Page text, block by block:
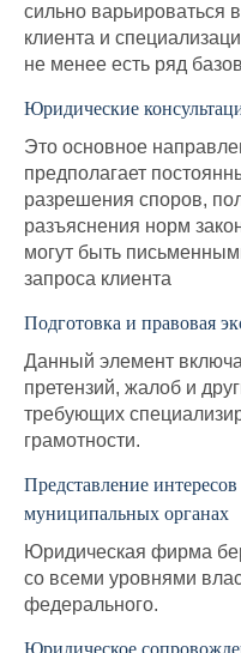
сильно варьироваться
клиента и
не менее есть ряд
Юридические
Это основное
предполагает
разрешения споров,
разъяснения норм
могут быть
запроса клиента
Подготовка и правовая
Данный элемент
претензий, жалоб и
требующих
грамотности.
Представление
муниципальных органах
Юридическая фирма
со всеми уровнями
федерального.
Юридическое